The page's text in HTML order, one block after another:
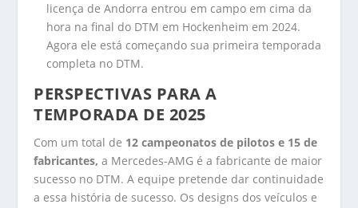
licença de Andorra entrou em campo em cima da
hora na final do DTM em Hockenheim em 2024.
Agora ele está começando sua primeira temporada
completa no DTM.
PERSPECTIVAS PARA A
TEMPORADA DE 2025
Com um total de 12 campeonatos de pilotos e 15 de
fabricantes, a Mercedes-AMG é a fabricante de maior
sucesso no DTM. A equipe pretende dar continuidade
a essa história de sucesso. Os designs dos veículos e